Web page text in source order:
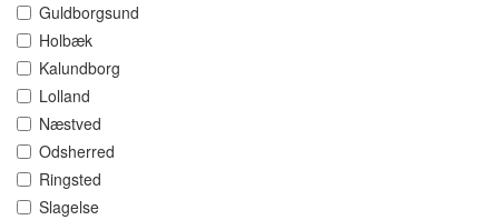
Guldborgsund
Holbæk
Kalundborg
Lolland
Næstved
Odsherred
Ringsted
Slagelse